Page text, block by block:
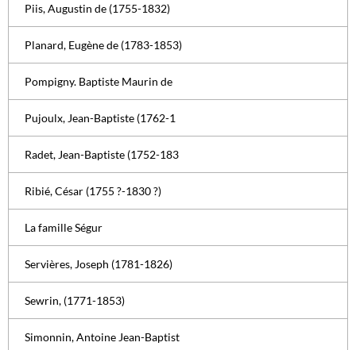
Piis, Augustin de (1755-1832)
Planard, Eugène de (1783-1853)
Pompigny. Baptiste Maurin de
Pujoulx, Jean-Baptiste (1762-1
Radet, Jean-Baptiste (1752-183
Ribié, César (1755 ?-1830 ?)
La famille Ségur
Servières, Joseph (1781-1826)
Sewrin, (1771-1853)
Simonnin, Antoine Jean-Baptist